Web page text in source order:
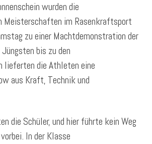
wurden die
Meisterschaften im Rasenkraftsport
zu einer Machtdemonstration der
bis zu den
lieferten die Athleten eine
aus Kraft, Technik und
die Schüler, und hier führte kein Weg
In der Klasse